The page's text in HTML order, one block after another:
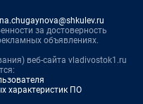
за достоверность
объявлениях.
веб-сайта vladivostok1.ru
характеристик ПО